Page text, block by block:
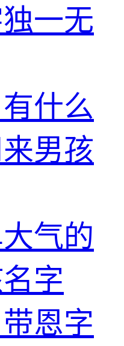
一无
什么
男孩
气的
字
恩字